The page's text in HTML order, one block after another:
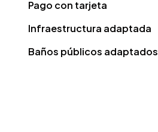
Pago con tarjeta
Infraestructura adaptada
Baños públicos adaptados